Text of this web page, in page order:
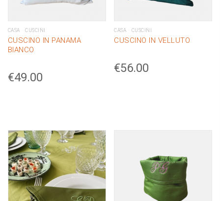
CASA CUSCINI
CUSCINO IN PANAMA
BIANCO
€49.00
CASA CUSCINI
CUSCINO IN VELLUTO
€56.00